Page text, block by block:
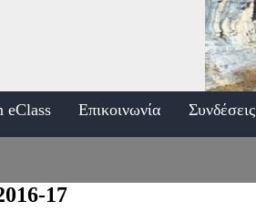
eClass Επικοινωνία Συνδέσεις
17